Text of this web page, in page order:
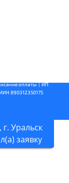
оплаты
  |  ИП
890312350175
г. Уральск
заявку